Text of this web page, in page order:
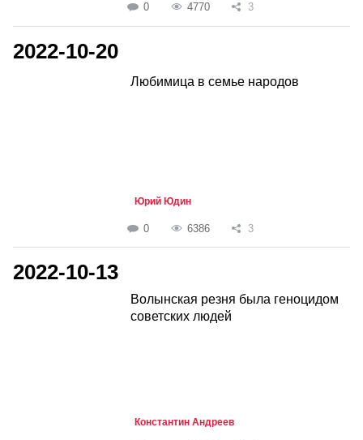
0 4770 3
2022-10-20
Любимица в семье народов
Юрий Юдин
0 6386 3
2022-10-13
Волынская резня была геноцидом
советских людей
Константин Андреев